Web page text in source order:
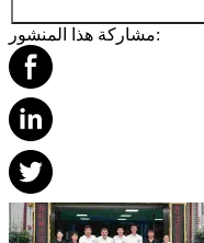
مشاركة هذا المنشور: